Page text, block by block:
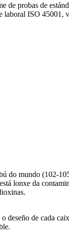
probas de
ISO 45001,
do mundo (102-
lonxe da
de cada